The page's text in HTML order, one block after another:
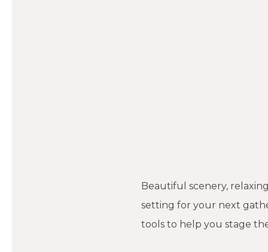
Beautiful scenery,
setting for your next
tools to help you stage